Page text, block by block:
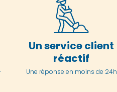
Un service client
réactif
Une réponse en moins de 24h